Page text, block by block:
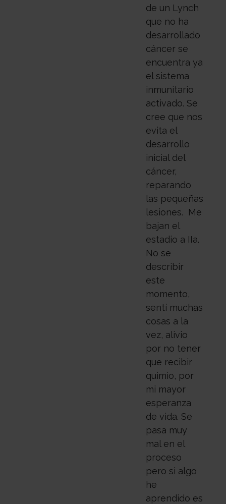
de un Lynch
que no ha
desarrollado
cáncer se
encuentra ya
el sistema
inmunitario
activado. Se
cree que nos
evita el
desarrollo
inicial del
cáncer,
reparando
las pequeñas
lesiones. Me
bajan el
estadio a IIa.
No se
describir
este
momento,
sentí muchas
cosas a la
vez, alivio
por no tener
que recibir
quimio, por
mi mayor
esperanza
de vida. Se
pasa muy
mal en el
proceso
pero si algo
he
aprendido es